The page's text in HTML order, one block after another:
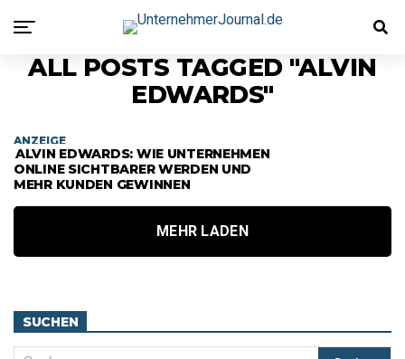
ALL POSTS TAGGED "ALVIN
EDWARDS"
ANZEIGE
ALVIN EDWARDS: WIE UNTERNEHMEN
ONLINE SICHTBARER WERDEN UND
MEHR KUNDEN GEWINNEN
MEHR LADEN
SUCHEN